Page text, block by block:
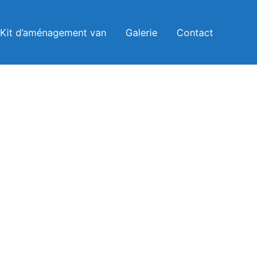
Kit d’aménagement van Galerie Contact